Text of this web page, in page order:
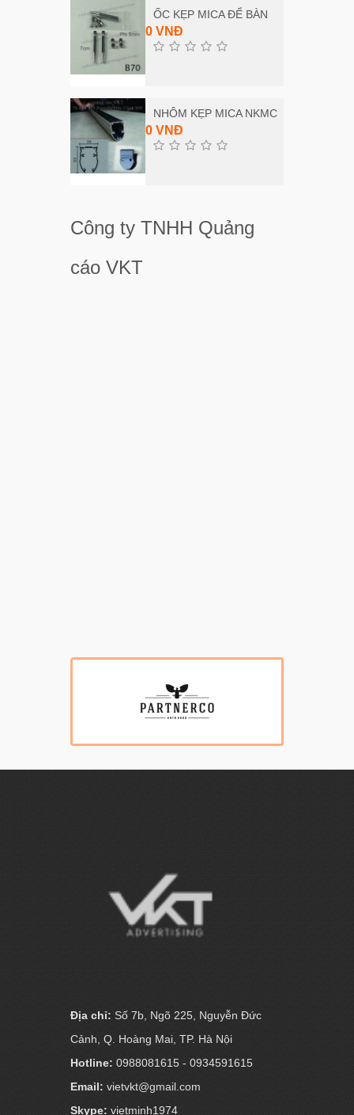
ỐC KẸP MICA ĐỂ BÀN
0 VNĐ
NHÔM KẸP MICA NKMC
0 VNĐ
Công ty TNHH Quảng
cáo VKT
Địa chỉ: Số 7b, Ngõ 225, Nguyễn Đức
Cảnh, Q. Hoàng Mai, TP. Hà Nội
Hotline: 0988081615 - 0934591615
Email: vietvkt@gmail.com
Skype: vietminh1974